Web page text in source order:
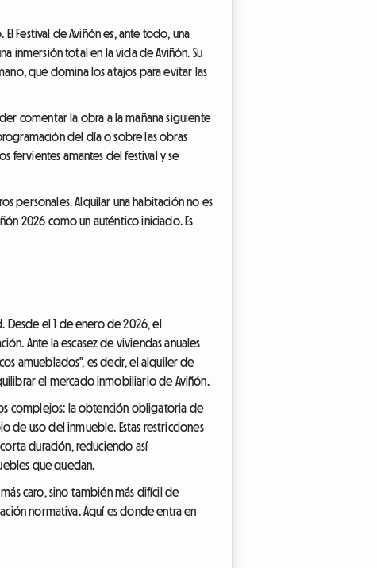
Festival de Aviñón es, ante todo, una
inmersión total en la vida de Aviñón. Su
que domina los atajos para evitar las
comentar la obra a la mañana siguiente
del día o sobre las obras
fervientes amantes del festival y se
personales. Alquilar una habitación no es
2026 como un auténtico iniciado. Es
el 1 de enero de 2026, el
Ante la escasez de viviendas anuales
amueblados", es decir, el alquiler de
el mercado inmobiliario de Aviñón.
complejos: la obtención obligatoria de
uso del inmueble. Estas restricciones
duración, reduciendo así
que quedan.
caro, sino también más difícil de
normativa. Aquí es donde entra en